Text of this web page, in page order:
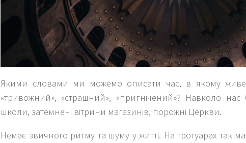
Якими словами ми можемо описати час, в якому
«тривожний», «страшний», «пригнічений»? Навколо нас
школи, затемнені вітрини магазинів, порожні Церкви.
Немає звичного ритму та шуму у житті. На тротуарах так